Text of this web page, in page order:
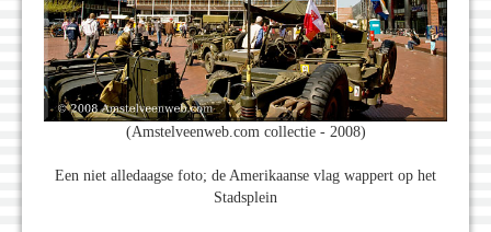
(Amstelveenweb.com collectie - 2008)
Een niet alledaagse foto; de Amerikaanse vlag wappert op het
Stadsplein